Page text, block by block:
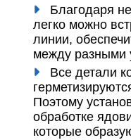
Благодаря
легко можно
линии,
между разными
Все детали
Поэтому
обработке
которые